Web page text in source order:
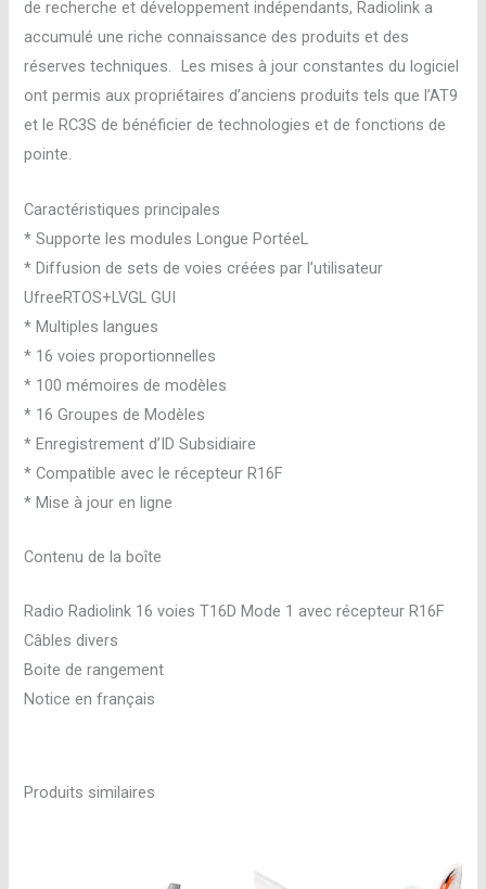
de recherche et développement indépendants, Radiolink a
accumulé une riche connaissance des produits et des
réserves techniques. Les mises à jour constantes du logiciel
ont permis aux propriétaires d’anciens produits tels que l’AT9
et le RC3S de bénéficier de technologies et de fonctions de
pointe.
Caractéristiques principales
* Supporte les modules Longue PortéeL
* Diffusion de sets de voies créées par l’utilisateur
UfreeRTOS+LVGL GUI
* Multiples langues
* 16 voies proportionnelles
* 100 mémoires de modèles
* 16 Groupes de Modèles
* Enregistrement d’ID Subsidiaire
* Compatible avec le récepteur R16F
* Mise à jour en ligne
Contenu de la boîte
Radio Radiolink 16 voies T16D Mode 1 avec récepteur R16F
Câbles divers
Boite de rangement
Notice en français
Produits similaires